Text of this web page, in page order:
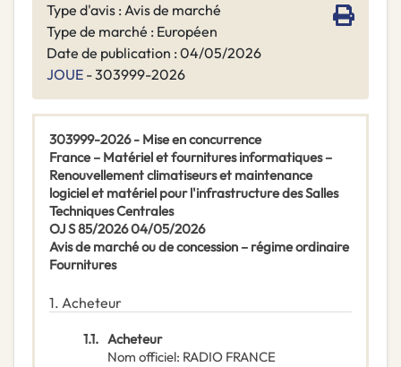
Type d'avis : Avis de marché
Type de marché : Européen
Date de publication : 04/05/2026
JOUE - 303999-2026
303999-2026 - Mise en concurrence
France – Matériel et fournitures informatiques –
Renouvellement climatiseurs et maintenance
logiciel et matériel pour l'infrastructure des Salles
Techniques Centrales
OJ S 85/2026 04/05/2026
Avis de marché ou de concession – régime ordinaire
Fournitures
1. Acheteur
1.1. Acheteur
Nom officiel: RADIO FRANCE